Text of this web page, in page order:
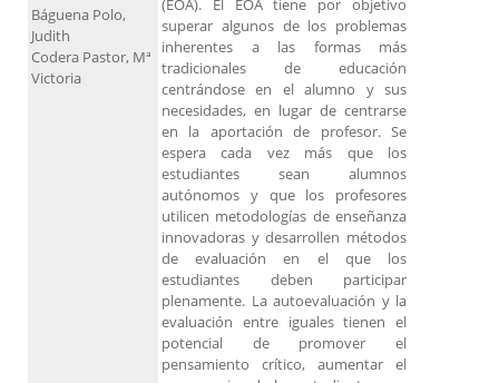
(EOA). El EOA tiene por objetivo
superar algunos de los problemas
inherentes a las formas más
tradicionales de educación
centrándose en el alumno y sus
necesidades, en lugar de centrarse
en la aportación de profesor. Se
espera cada vez más que los
estudiantes sean alumnos
autónomos y que los profesores
utilicen metodologías de enseñanza
innovadoras y desarrollen métodos
de evaluación en el que los
estudiantes deben participar
plenamente. La autoevaluación y la
evaluación entre iguales tienen el
potencial de promover el
pensamiento crítico, aumentar el
Báguena Polo,
Judith
Codera Pastor, Mª
Victoria